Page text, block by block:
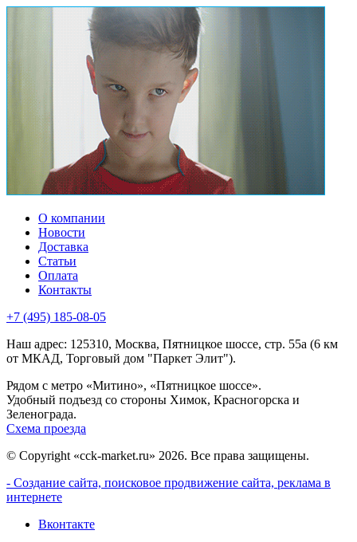
О компании
Новости
Доставка
Статьи
Оплата
Контакты
+7 (495) 185-08-05
Наш адрес: 125310, Москва, Пятницкое шоссе, стр. 55а (6 км
от МКАД, Торговый дом "Паркет Элит").
Рядом с метро «Митино», «Пятницкое шоссе».
Удобный подъезд со стороны Химок, Красногорска и
Зеленограда.
Схема проезда
© Copyright «cck-market.ru» 2026. Все права защищены.
- Создание сайта, поисковое продвижение сайта, реклама в
интернете
Вконтакте